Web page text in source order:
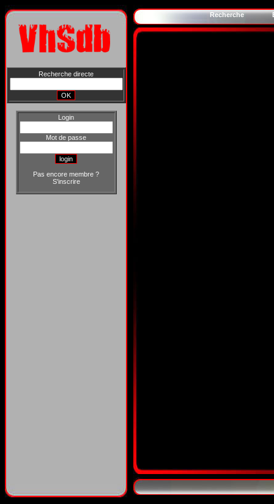
Recherche directe
Login
Mot de passe
Pas encore membre ?
S'inscrire
Recherche